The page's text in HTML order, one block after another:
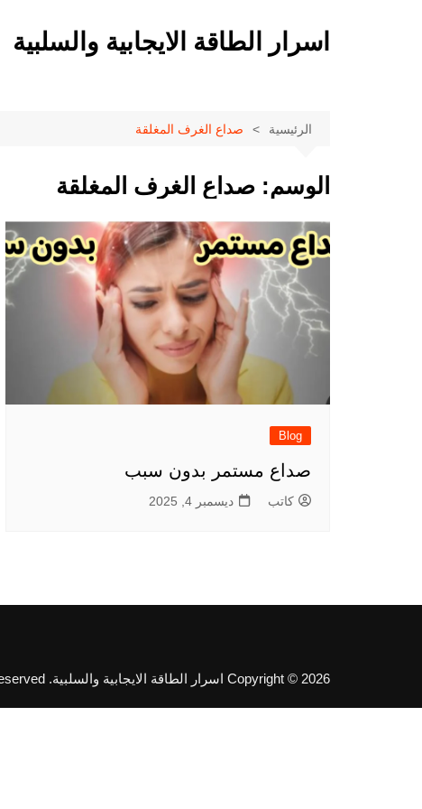
اسرار الطاقة الايجابية والسلبية
الرئيسية صداع الغرف المغلقة
الوسم: صداع الغرف المغلقة
Blog
صداع مستمر بدون سبب
كاتب ديسمبر 4, 2025
Copyright © 2026 اسرار الطاقة الايجابية والسلبية. All rights reserved.